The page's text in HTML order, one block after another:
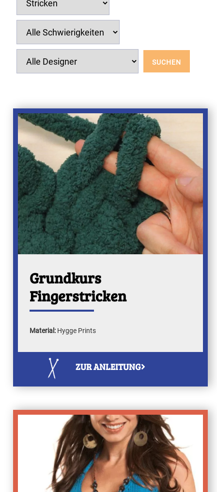
Grundkurs
Fingerstricken
Material: Hygge Prints
ZUR ANLEITUNG